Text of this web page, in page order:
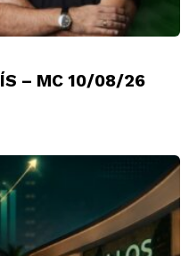
– MC 10/08/26